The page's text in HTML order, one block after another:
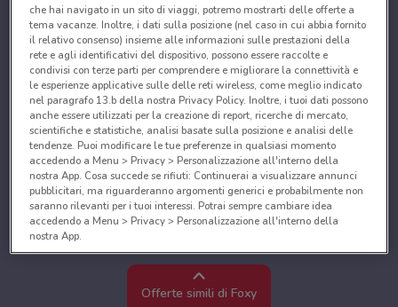
Offerte simili di Foxy
che hai navigato in un sito di viaggi, potremo mostrarti delle offerte a
tema vacanze. Inoltre, i dati sulla posizione (nel caso in cui abbia fornito
il relativo consenso) insieme alle informazioni sulle prestazioni della
rete e agli identificativi del dispositivo, possono essere raccolte e
condivisi con terze parti per comprendere e migliorare la connettività e
le esperienze applicative sulle delle reti wireless, come meglio indicato
nel paragrafo 13.b della nostra Privacy Policy. Inoltre, i tuoi dati possono
anche essere utilizzati per la creazione di report, ricerche di mercato,
scientifiche e statistiche, analisi basate sulla posizione e analisi delle
tendenze. Puoi modificare le tue preferenze in qualsiasi momento
accedendo a Menu > Privacy > Personalizzazione all'interno della
nostra App. Cosa succede se rifiuti: Continuerai a visualizzare annunci
pubblicitari, ma riguarderanno argomenti generici e probabilmente non
saranno rilevanti per i tuoi interessi. Potrai sempre cambiare idea
accedendo a Menu > Privacy > Personalizzazione all'interno della
nostra App.
Noi e i nostri partner trattiamo i dati per fornire:
Utilizzare dati di geolocalizzazione precisi. Scansione attiva delle
caratteristiche del dispositivo ai fini dell’identificazione. Archiviare